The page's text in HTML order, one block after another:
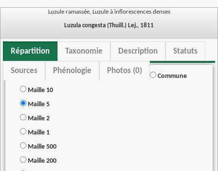
Luzule ramassée, Luzule à inflorescences denses
Luzula congesta (Thuill.) Lej., 1811
Répartition Taxonomie Description Statuts
Sources Phénologie Photos (0)
Commune
Maille 10
Maille 5
Maille 2
Maille 1
Maille 500
Maille 200